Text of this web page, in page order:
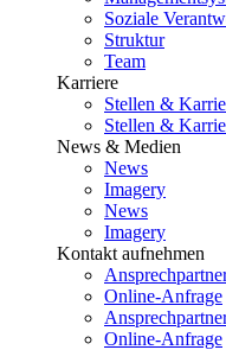
Soziale
Struktur
Team
Karriere
Stellen &
Stellen &
News & Medien
News
Imagery
News
Imagery
Kontakt aufnehmen
Online-Anfrage
Online-Anfrage